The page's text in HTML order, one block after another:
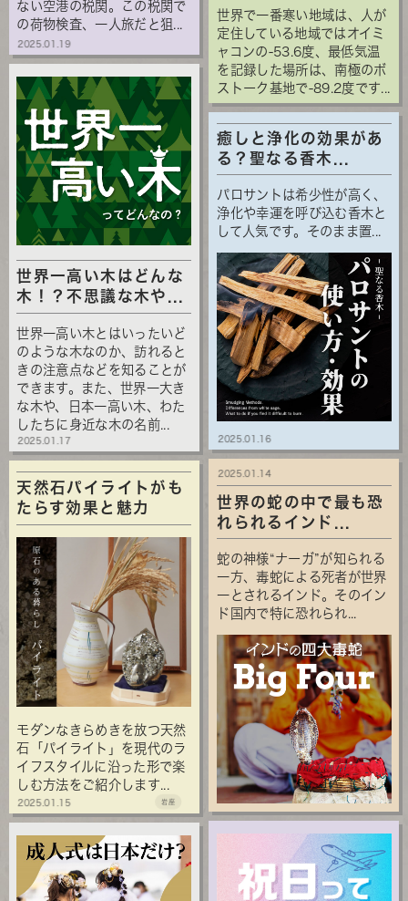
ない空港の税関。この税関で
の荷物検査、一人旅だと狙...
2025.01.19
世界で一番寒い地域は、人が
定住している地域ではオイミ
ャコンの-53.6度、最低気温
を記録した場所は、南極のボ
ストーク基地で-89.2度です...
世界一高い木はどんな
木！？不思議な木や...
世界一高い木とはいったいど
のような木なのか、訪れると
きの注意点などを知ることが
できます。また、世界一大き
な木や、日本一高い木、わた
したちに身近な木の名前...
2025.01.17
癒しと浄化の効果があ
る？聖なる香木...
パロサントは希少性が高く、
浄化や幸運を呼び込む香木と
して人気です。そのまま置...
2025.01.16
天然石パイライトがも
たらす効果と魅力
モダンなきらめきを放つ天然
石「パイライト」を現代のラ
イフスタイルに沿った形で楽
しむ方法をご紹介します...
2025.01.15 岩座
世界の蛇の中で最も恐
れられるインド...
蛇の神様“ナーガ”が知られる
一方、毒蛇による死者が世界
一とされるインド。そのイン
ド国内で特に恐れられ...
2025.01.14